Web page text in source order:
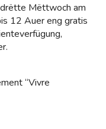
Mëttwoch am
12 Auer eng gratis
“Vivre